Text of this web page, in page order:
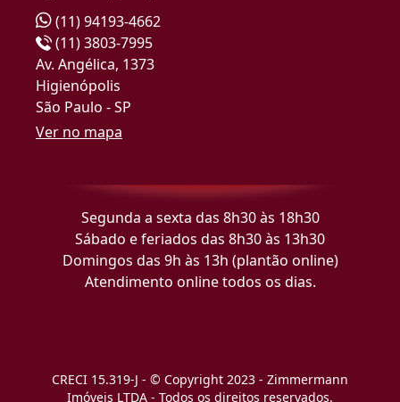
(11) 94193-4662
(11) 3803-7995
Av. Angélica, 1373
Higienópolis
São Paulo - SP
Ver no mapa
Segunda a sexta das 8h30 às 18h30
Sábado e feriados das 8h30 às 13h30
Domingos das 9h às 13h (plantão online)
Atendimento online todos os dias.
CRECI 15.319-J - © Copyright 2023 - Zimmermann
Imóveis LTDA - Todos os direitos reservados.